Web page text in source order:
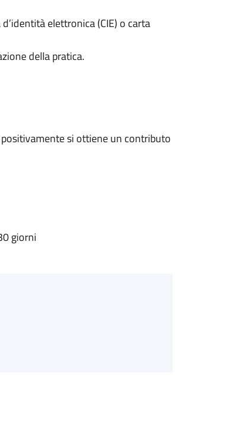
elettronica (CIE) o carta
della pratica.
si ottiene un contributo
giorni